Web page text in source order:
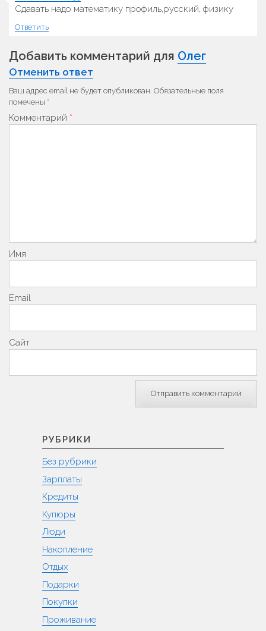
Сдавать надо математику профиль,русский, физику
Ответить
Добавить комментарий для Олег
Отменить ответ
Ваш адрес email не будет опубликован. Обязательные поля
помечены *
Комментарий *
Имя
Email
Сайт
РУБРИКИ
Без рубрики
Зарплаты
Кредиты
Купюры
Люди
Накопление
Отдых
Подарки
Покупки
Проживание